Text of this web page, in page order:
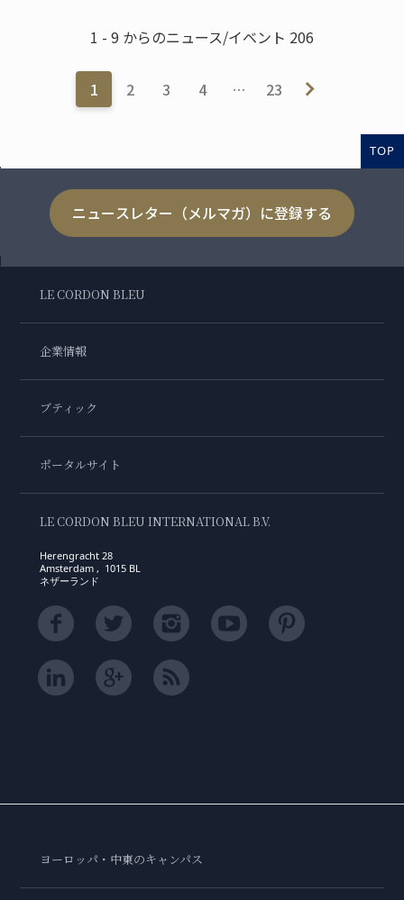
1 - 9 からのニュース/イベント 206
1 2 3 4 … 23
TOP
ニュースレター（メルマガ）に登録する
LE CORDON BLEU
企業情報
ブティック
ポータルサイト
LE CORDON BLEU INTERNATIONAL B.V.
Herengracht 28
Amsterdam , 1015 BL
ネザーランド
ヨーロッパ・中東のキャンパス